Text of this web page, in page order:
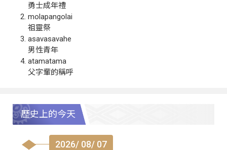
勇士成年禮
molapangolai
祖靈祭
asavasavahe
男性青年
atamatama
父字輩的稱呼
歷史上的今天
2026/ 08/ 07